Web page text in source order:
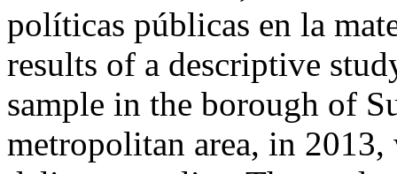
políticas públicas en la
results of a descriptive
sample in the borough of
metropolitan area, in 2013,